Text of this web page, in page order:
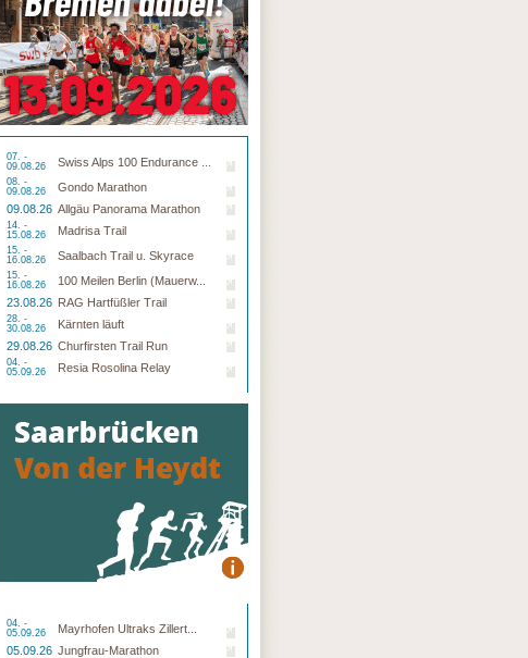
07. -
09.08.26
Swiss Alps 100 Endurance ...
08. -
09.08.26
Gondo Marathon
09.08.26 Allgäu Panorama Marathon
14. -
15.08.26
Madrisa Trail
15. -
16.08.26
Saalbach Trail u. Skyrace
15. -
16.08.26
100 Meilen Berlin (Mauerw...
23.08.26 RAG Hartfüßler Trail
28. -
30.08.26
Kärnten läuft
29.08.26 Churfirsten Trail Run
04. -
05.09.26
Resia Rosolina Relay
04. -
05.09.26
Mayrhofen Ultraks Zillert...
05.09.26 Jungfrau-Marathon